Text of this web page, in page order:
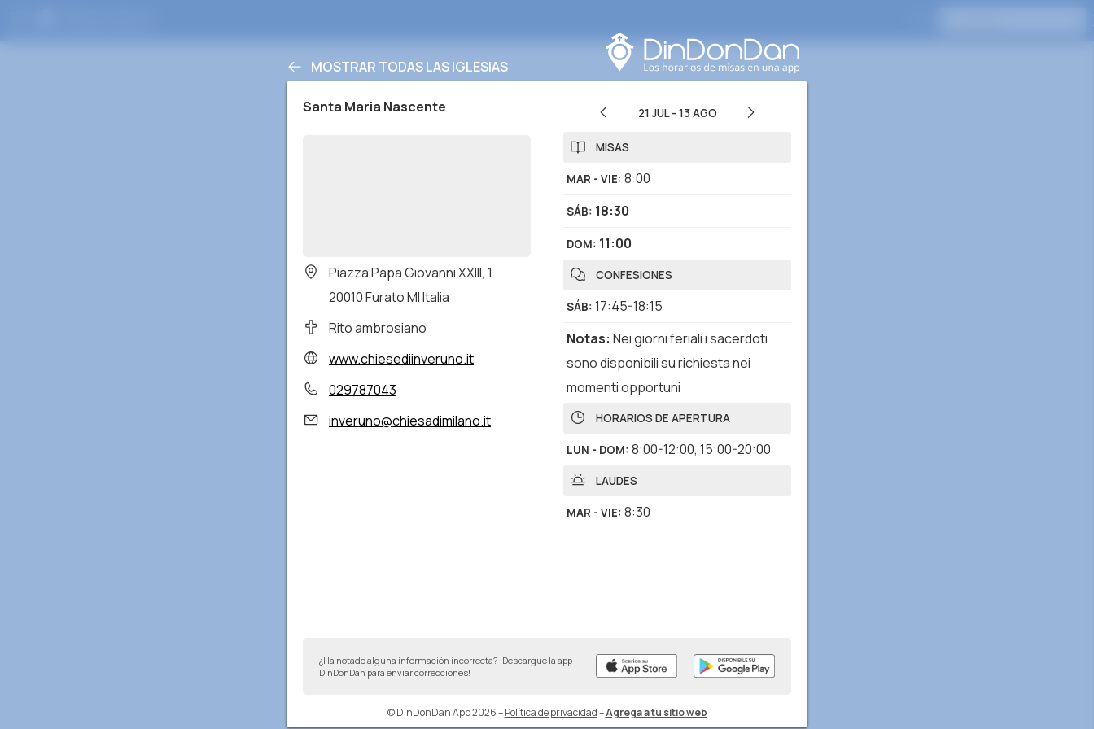
MOSTRAR TODAS LAS IGLESIAS
Santa Maria Nascente
Piazza Papa Giovanni XXIII, 1
20010 Furato MI Italia
Rito ambrosiano
www.chiesediinveruno.it
029787043
inveruno@chiesadimilano.it
21 JUL- 13 AGO
MISAS
MAR - VIE: 8:00
SÁB: 18:30
DOM: 11:00
CONFESIONES
SÁB: 17:45-18:15
Notas: Nei giorni feriali i sacerdoti
sono disponibili su richiesta nei
momenti opportuni
HORARIOS DE APERTURA
LUN - DOM: 8:00-12:00, 15:00-20:00
LAUDES
MAR - VIE: 8:30
¿Ha notado alguna información incorrecta? ¡Descargue la app
DinDonDan para enviar correcciones!
© DinDonDan App 2026– Política de privacidad–Agrega a tu sitio web